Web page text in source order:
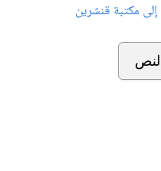
مكتبة قنشرين